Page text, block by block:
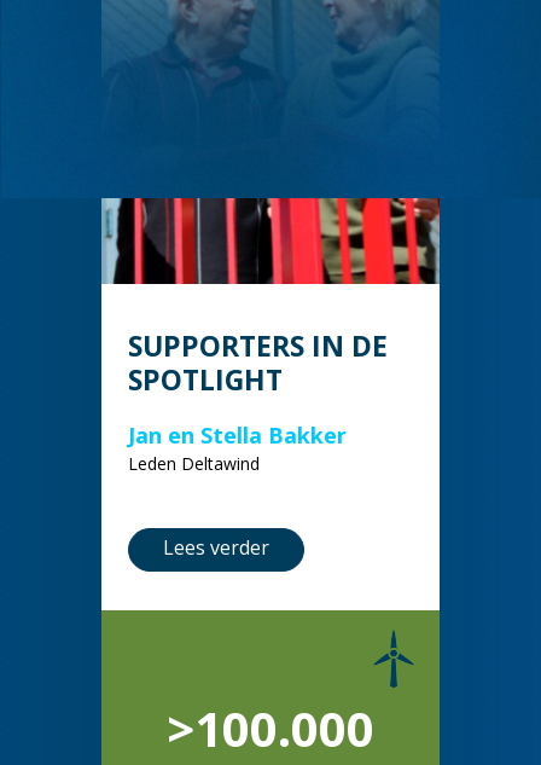
SUPPORTERS IN DE
SPOTLIGHT
Jan en Stella Bakker
Leden Deltawind
Lees verder
>100.000